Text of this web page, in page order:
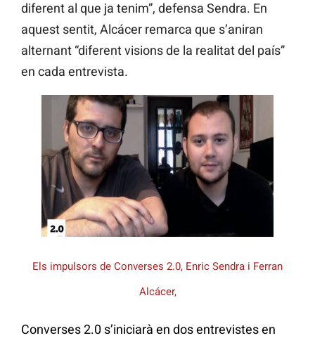
diferent al que ja tenim”, defensa Sendra. En
aquest sentit, Alcácer remarca que s’aniran
alternant “diferent visions de la realitat del país”
en cada entrevista.
Els impulsors de Converses 2.0, Enric Sendra i Ferran
Alcácer,
Converses 2.0 s’iniciarà en dos entrevistes en